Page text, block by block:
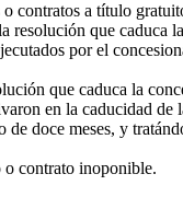
a título
que
por el
que caduca la
en la caducidad
doce meses, y
o contrato inoponible.